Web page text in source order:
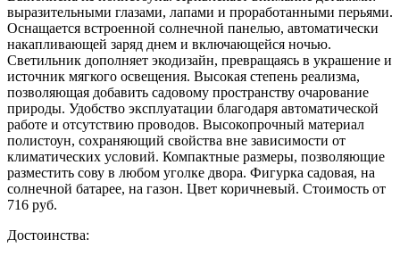
выразительными глазами, лапами и проработанными перьями.
Оснащается встроенной солнечной панелью, автоматически
накапливающей заряд днем и включающейся ночью.
Светильник дополняет экодизайн, превращаясь в украшение и
источник мягкого освещения. Высокая степень реализма,
позволяющая добавить садовому пространству очарование
природы. Удобство эксплуатации благодаря автоматической
работе и отсутствию проводов. Высокопрочный материал
полистоун, сохраняющий свойства вне зависимости от
климатических условий. Компактные размеры, позволяющие
разместить сову в любом уголке двора. Фигурка садовая, на
солнечной батарее, на газон. Цвет коричневый. Стоимость от
716 руб.
Достоинства: